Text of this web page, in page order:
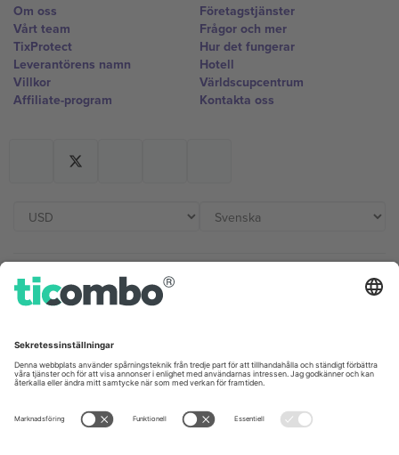
Om oss
Vårt team
TixProtect
Leverantörens namn
Villkor
Affiliate-program
Företagstjänster
Frågor och mer
Hur det fungerar
Hotell
Världscupcentrum
Kontakta oss
Kontor och support
Unter den Linden 24, 10117
Berlin, Germany
London, EC1V 1AW, United
Kingdom
United States
Switzerland